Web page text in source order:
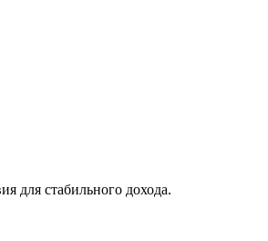
для стабильного дохода.